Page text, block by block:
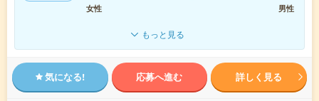
女性
男性
もっと見る
気になる! 応募へ進む 詳しく見る